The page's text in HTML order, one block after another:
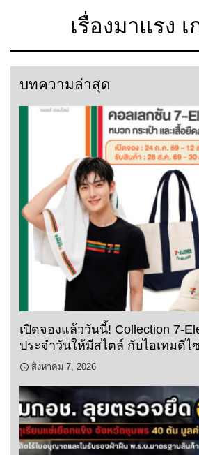
เรื่องมาแรง
บทความล่าสุด
เปิดจองแล้ววันนี้! Collection 7-
ประจำวันให้มีสไตล์ กับไอเทมดี
สิงหาคม 7, 2026